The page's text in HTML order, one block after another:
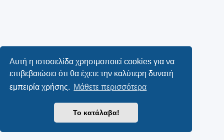
Αυτή η ιστοσελίδα χρησιμοποιεί cookies για να
επιβεβαιώσει ότι θα έχετε την καλύτερη δυνατή
εμπειρία χρήσης. Μάθετε περισσότερα
Το κατάλαβα!